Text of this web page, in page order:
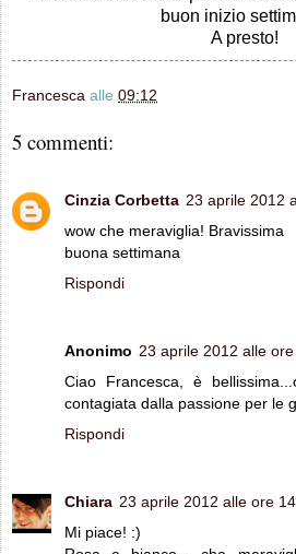
buon inizio
A presto!
Francesca alle 09:12
5 commenti:
Cinzia Corbetta 23 aprile 2012
wow che meraviglia! Bravissima
buona settimana
Rispondi
Anonimo 23 aprile 2012 alle
Ciao Francesca, è
contagiata dalla passione per le
Rispondi
Chiara 23 aprile 2012 alle ore
Mi piace! :)